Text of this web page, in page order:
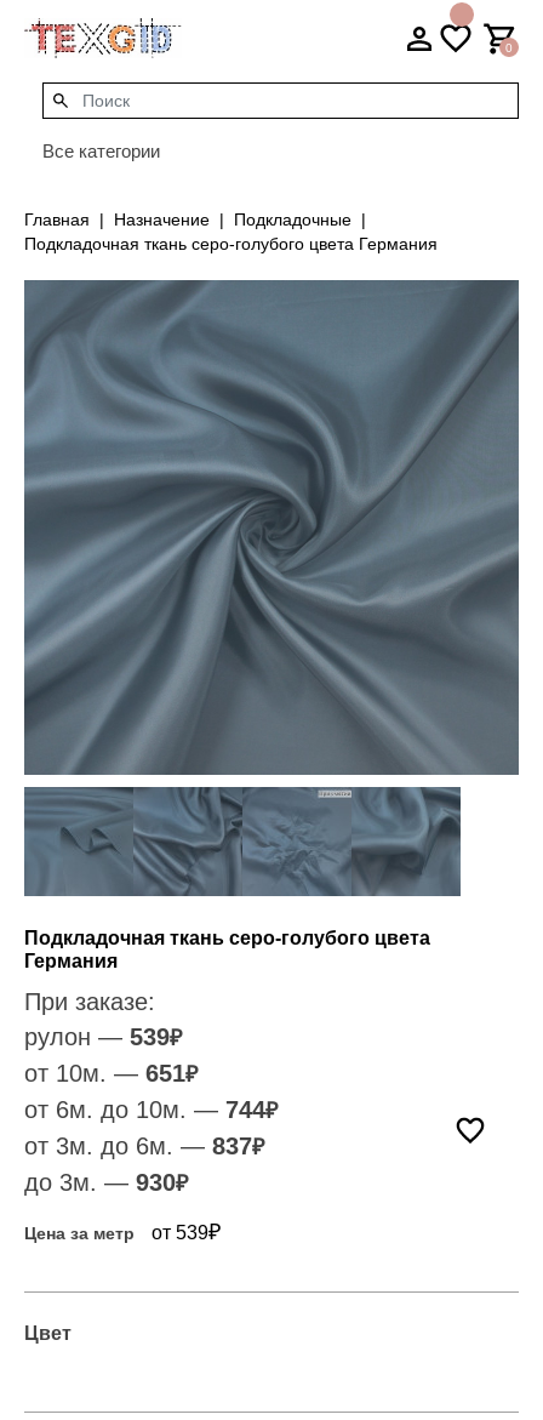
0
Все категории
Главная Назначение
Подкладочные
Подкладочная ткань серо-голубого цвета Германия
Подкладочная ткань серо-голубого цвета
Германия
При заказе:
рулон — 539₽
от 10м. — 651₽
от 6м. до 10м. — 744₽
от 3м. до 6м. — 837₽
до 3м. — 930₽
Цена за метр от 539₽
Цвет